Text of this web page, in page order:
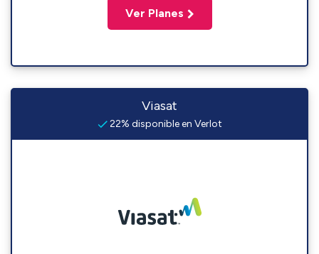
Ver Planes
Viasat
22% disponible en Verlot